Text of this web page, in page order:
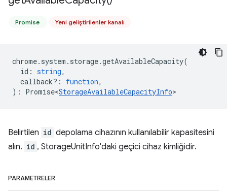
Promise Yeni geliştirilenler kanalı
chrome. system . storage.getAvailableCapacity(
id : string,
callback? : function,
) : Promise<StorageAvailableCapacityInfo>
Belirtilen id depolama cihazının kullanılabilir kapasitesini
alın. id , StorageUnitInfo'daki geçici cihaz kimliğidir.
PARAMETRELER